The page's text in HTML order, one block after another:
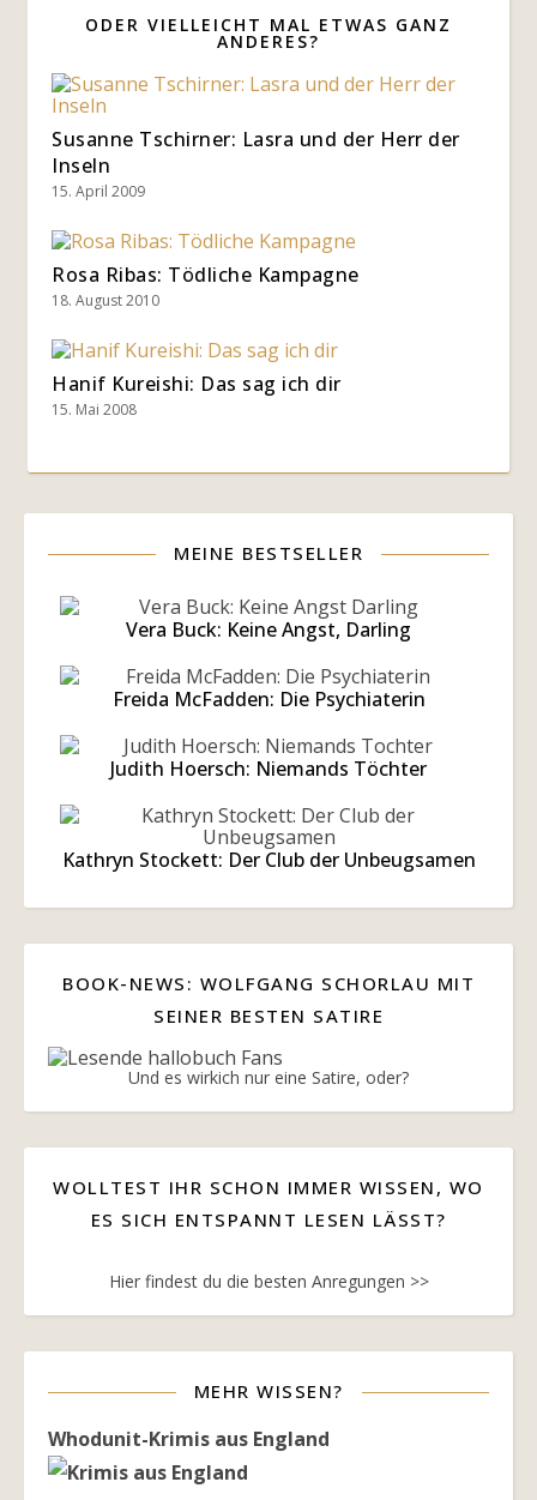
ODER VIELLEICHT MAL ETWAS GANZ
ANDERES?
Susanne Tschirner: Lasra und der Herr der
Inseln
15. April 2009
Rosa Ribas: Tödliche Kampagne
18. August 2010
Hanif Kureishi: Das sag ich dir
15. Mai 2008
MEINE BESTSELLER
Vera Buck: Keine Angst, Darling
Freida McFadden: Die Psychiaterin
Judith Hoersch: Niemands Töchter
Kathryn Stockett: Der Club der Unbeugsamen
BOOK-NEWS: WOLFGANG SCHORLAU MIT
SEINER BESTEN SATIRE
Und es wirkich nur eine Satire, oder?
WOLLTEST IHR SCHON IMMER WISSEN, WO
ES SICH ENTSPANNT LESEN LÄSST?
Hier findest du die besten Anregungen >>
MEHR WISSEN?
Whodunit-Krimis aus England